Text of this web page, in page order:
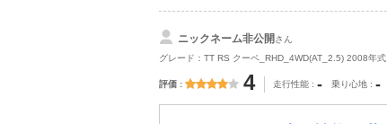
ニックネーム非公開さん
グレード：TT RS クーペ_RHD_4WD(AT_2.5) 2008年式
評価 4 走行性能 - 乗り心地 -